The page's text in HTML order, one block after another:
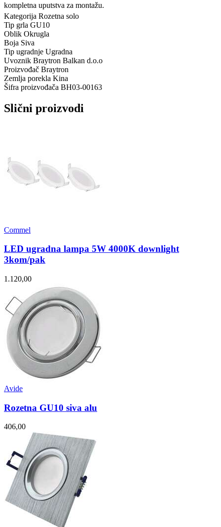
kompletna uputstva za montažu.
Kategorija Rozetna solo
Tip grla GU10
Oblik Okrugla
Boja Siva
Tip ugradnje Ugradna
Uvoznik Braytron Balkan d.o.o
Proizvođač Braytron
Zemlja porekla Kina
Šifra proizvođača BH03-00163
Slični proizvodi
Commel
LED ugradna lampa 5W 4000K downlight
3kom/pak
1.120,00
Avide
Rozetna GU10 siva alu
406,00